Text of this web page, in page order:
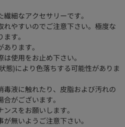
細なアクセサリーです。
れやすいのでご注意下さい。極度な
す。
ります。
使用をお止め下さい。
態)により色落ちする可能性がありま
毒液に触れたり、皮脂および汚れの
がございます。
スをお願いします。
無いようご注意下さい。